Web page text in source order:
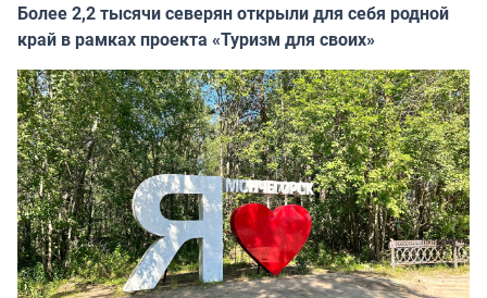
Более 2,2 тысячи северян открыли для себя родной
край в рамках проекта «Туризм для своих»